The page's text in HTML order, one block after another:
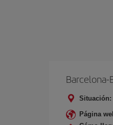
Barcelona-
Situación:
Página